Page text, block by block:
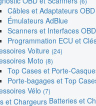
Câbles et Adaptateurs OBD
Émulateurs AdBlue
Scanners et Interfaces OBD
Programmation ECU et
Voiture (24)
Moto (8)
Top Cases et Porte-
Porte-bagages et Top
Vélo (7)
Batteries et